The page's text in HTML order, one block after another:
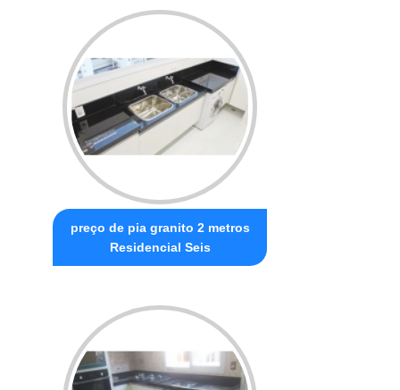
preço de pia granito 2 metros
Residencial Seis